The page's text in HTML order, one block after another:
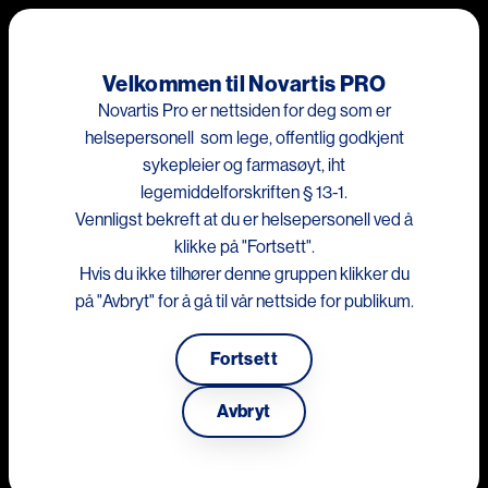
Hopp til hovedinnhold
Dette nettstedet er kun for helsepersonell som lege, offentlig
godkjent sykepleier og farmasøyt
What is Lp(a)?
of Copenhagen, discuss the importance of identifying
elevated Lp(a), a genetically determined condition that
independently increases CVD risk.
Velkommen til Novartis PRO
Novartis Pro er nettsiden for deg som er
helsepersonell som lege, offentlig godkjent
sykepleier og farmasøyt, iht
legemiddelforskriften § 13-1.
Vennligst bekreft at du er helsepersonell ved å
klikke på "Fortsett".
Hvis du ikke tilhører denne gruppen klikker du
på "Avbryt" for å gå til vår nettside for publikum.
Fortsett
Avbryt